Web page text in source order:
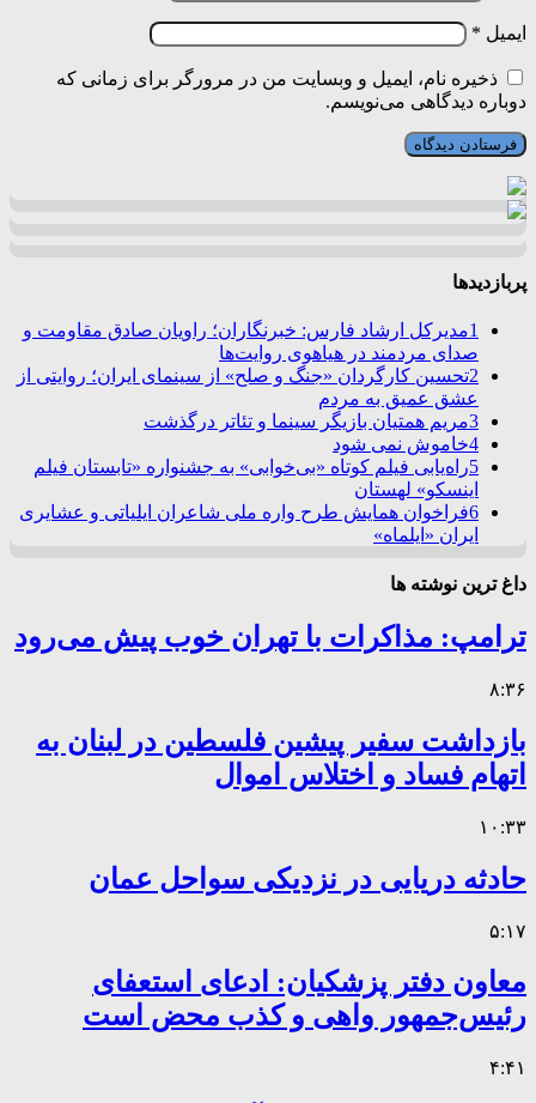
ایمیل *
ذخیره نام، ایمیل و وبسایت من در مرورگر برای زمانی که
دوباره دیدگاهی می‌نویسم.
پربازدیدها
1مدیرکل ارشاد فارس: خبرنگاران؛ راویان صادق مقاومت و
صدای مردمند در هیاهوی روایت‌ها
2تحسین کارگردان «جنگ و صلح» از سینمای ایران؛ روایتی از
عشق عمیق به مردم
3مریم همتیان بازیگر سینما و تئاتر درگذشت
4خاموش نمی شود
5راه‌یابی فیلم کوتاه «بی‌خوابی» به جشنواره «تابستان فیلم
اینسکو» لهستان
6فراخوان همایش طرح واره ملی شاعران ایلیاتی و عشایری
ایران «ایلماه»
داغ ترین نوشته ها
ترامپ: مذاکرات با تهران خوب پیش می‌رود
۸:۳۶
بازداشت سفیر پیشین فلسطین در لبنان به
اتهام فساد و اختلاس اموال
۱۰:۳۳
حادثه دریایی در نزدیکی سواحل عمان
۵:۱۷
معاون دفتر پزشکیان: ادعای استعفای
رئیس‌جمهور واهی و کذب محض است
۴:۴۱